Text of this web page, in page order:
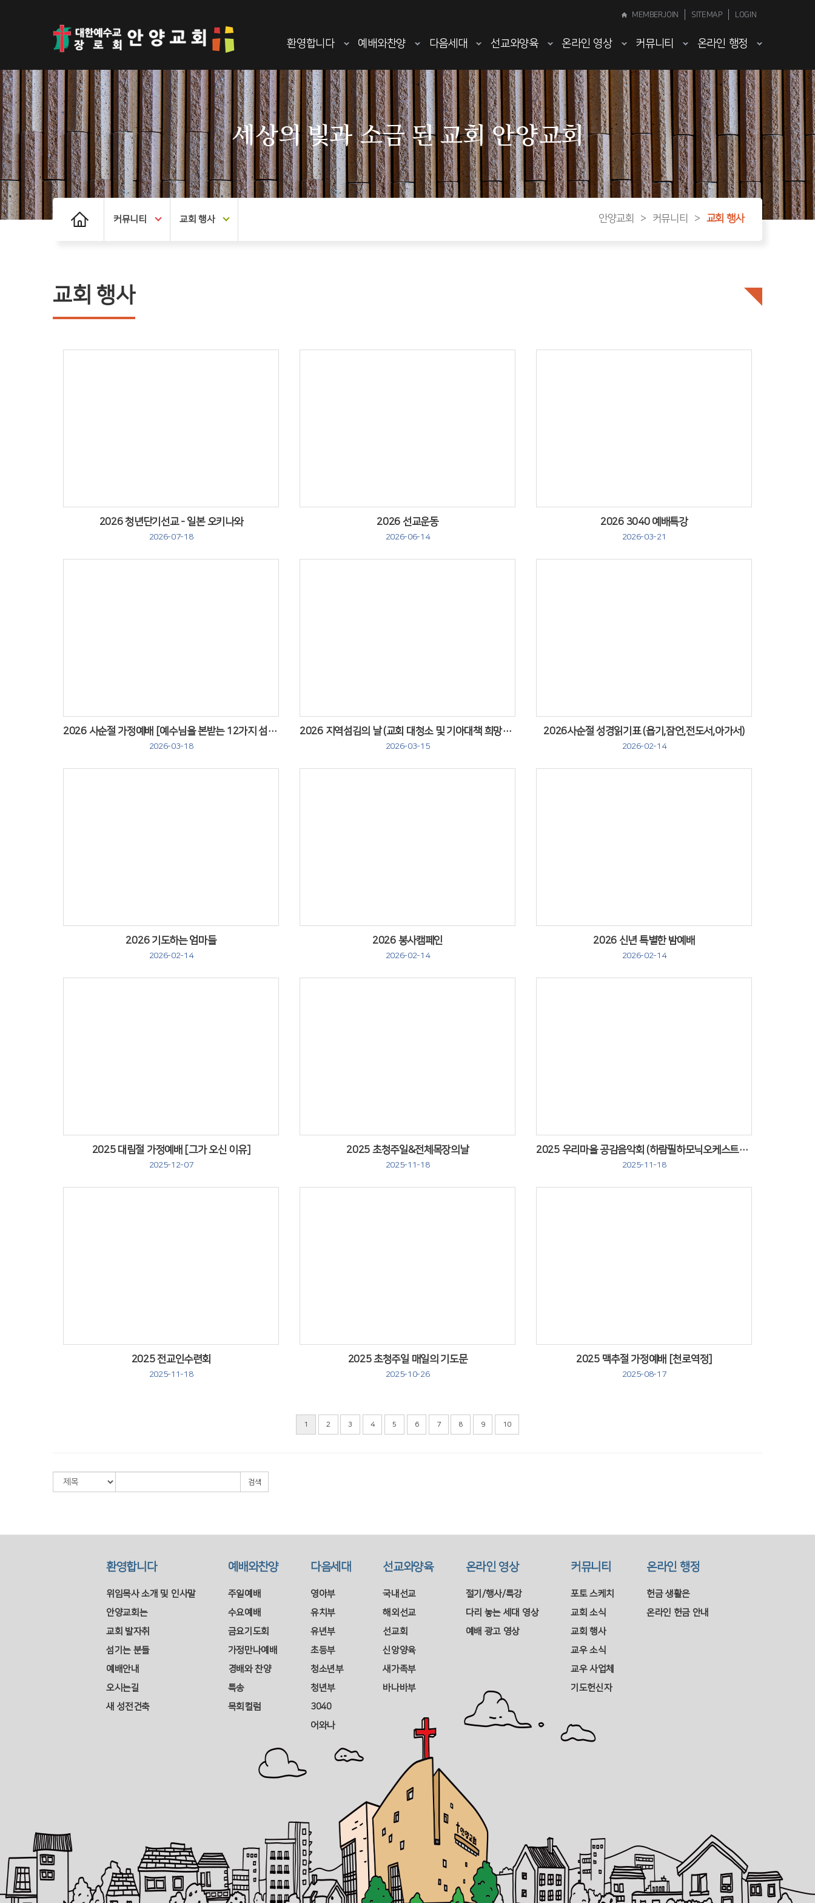
환영합니다 예배와찬양 다음세대 선교와양육 온라인 영상 커뮤니티 온라인 행정
LOGIN
SITEMAP
MEMBERJOIN
세상의 빛과 소금 된 교회 안양교회
커뮤니티 교회 행사 안양교회 > 커뮤니티 > 교회 행사
교회 행사
2026 청년단기선교 - 일본 오키나와
2026-07-18
2026 선교운동
2026-06-14
2026 3040 예배특강
2026-03-21
2026 사순절 가정예배 [예수님을 본받는 12가지 섬김]
2026-03-18
2026 지역섬김의 날 (교회 대청소 및 기아대책 희망상자)
2026-03-15
2026사순절 성경읽기표 (욥기,잠언,전도서,아가서)
2026-02-14
2026 기도하는 엄마들
2026-02-14
2026 봉사캠페인
2026-02-14
2026 신년 특별한 밤예배
2026-02-14
2025 대림절 가정예배 [그가 오신 이유]
2025-12-07
2025 초청주일&전체목장의날
2025-11-18
2025 우리마을 공감음악회 (하람필하모닉오케스트라/소이드뮤지컬팀)
2025-11-18
2025 전교인수련회
2025-11-18
2025 초청주일 매일의 기도문
2025-10-26
2025 맥추절 가정예배 [천로역정]
2025-08-17
1 2 3 4 5 6 7 8 9 10
검색
환영합니다
위임목사 소개 및 인사말
안양교회는
교회 발자취
섬기는 분들
예배안내
오시는길
새 성전건축
예배와찬양
주일예배
수요예배
금요기도회
가정만나예배
경배와 찬양
특송
목회컬럼
다음세대
영아부
유치부
유년부
초등부
청소년부
청년부
3040
어와나
선교와양육
국내선교
해외선교
선교회
신앙양육
새가족부
바나바부
온라인 영상
절기/행사/특강
다리 놓는 세대 영상
예배 광고 영상
커뮤니티
포토 스케치
교회 소식
교회 행사
교우 소식
교우 사업체
기도헌신자
온라인 행정
헌금 생활은
온라인 헌금 안내